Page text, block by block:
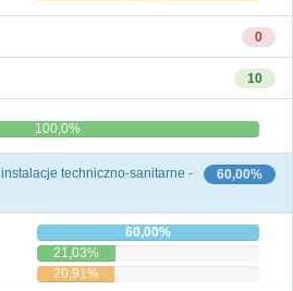
0
10
100,0%
60,00%
techniczno-sanitarne -
60,00%
21,03%
20,91%